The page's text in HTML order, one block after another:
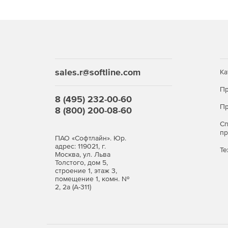
Событийное протоколирование через Syslog.
Высокая надежность и производительность
sales.r@softline.com
8 (495) 232-00-60
8 (800) 200-08-60
ПАО «Софтлайн». Юр.
адрес: 119021, г.
Москва, ул. Льва
Толстого, дом 5,
строение 1, этаж 3,
помещение 1, комн. №
2, 2а (А-311)